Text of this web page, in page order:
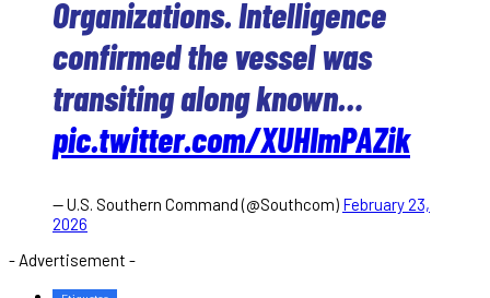
Organizations. Intelligence
confirmed the vessel was
transiting along known…
pic.twitter.com/XUHImPAZik
— U.S. Southern Command (@Southcom) February 23,
2026
- Advertisement -